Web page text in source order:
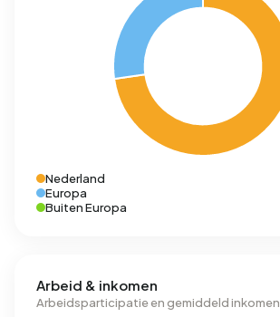
Nederland
Europa
Buiten Europa
Arbeid & inkomen
Arbeidsparticipatie en gemiddeld inkomen